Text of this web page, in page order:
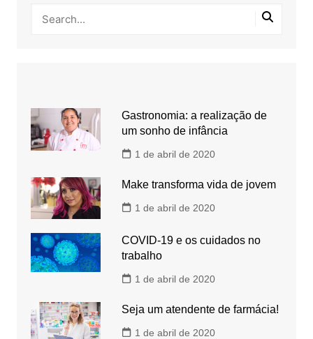
Gastronomia: a realização de
um sonho de infância
1 de abril de 2020
Make transforma vida de jovem
1 de abril de 2020
COVID-19 e os cuidados no
trabalho
1 de abril de 2020
Seja um atendente de farmácia!
1 de abril de 2020